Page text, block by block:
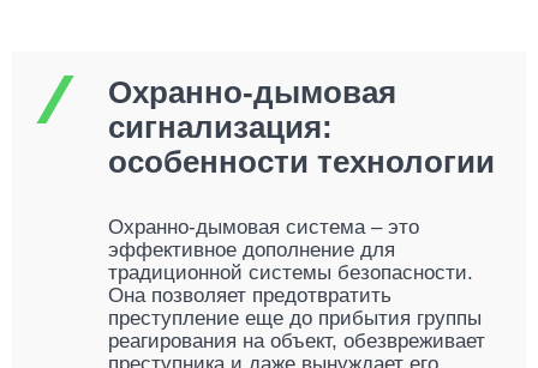
Охранно-дымовая
сигнализация:
особенности технологии
Охранно-дымовая система – это
эффективное дополнение для
традиционной системы безопасности.
Она позволяет предотвратить
преступление еще до прибытия группы
реагирования на объект, обезвреживает